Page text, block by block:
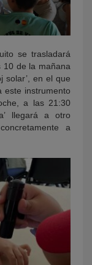
se trasladará
10 de la mañana
solar’, en el que
este instrumento
a las 21:30
llegará a otro
a